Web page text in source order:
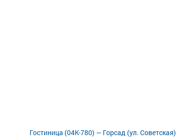
Гостиница (04К-780) — Горсад (ул. Советская)